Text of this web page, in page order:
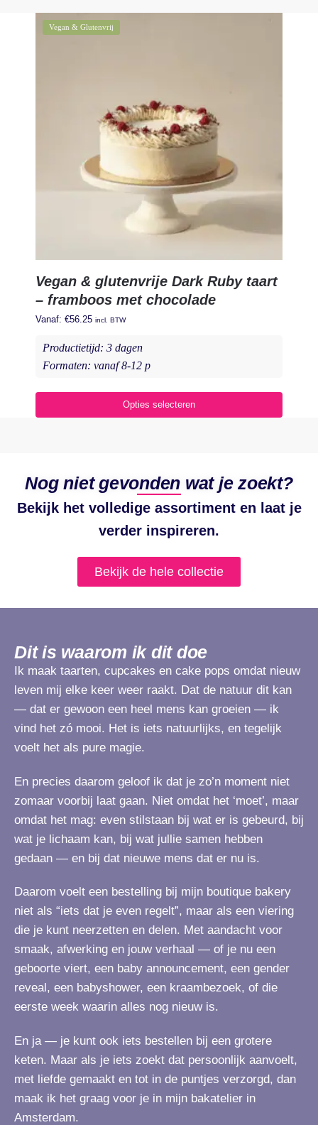
Vegan & Glutenvrij
Vegan & glutenvrije Dark Ruby taart
– framboos met chocolade
Vanaf: €56.25 incl. BTW
Productietijd: 3 dagen
Formaten: vanaf 8-12 p
Opties selecteren
Nog niet gevonden wat je zoekt?
Bekijk het volledige assortiment en laat je
verder inspireren.
Bekijk de hele collectie
Dit is waarom ik dit doe
Ik maak taarten, cupcakes en cake pops omdat nieuw
leven mij elke keer weer raakt. Dat de natuur dit kan
— dat er gewoon een heel mens kan groeien — ik
vind het zó mooi. Het is iets natuurlijks, en tegelijk
voelt het als pure magie.
En precies daarom geloof ik dat je zo’n moment niet
zomaar voorbij laat gaan. Niet omdat het ‘moet’, maar
omdat het mag: even stilstaan bij wat er is gebeurd, bij
wat je lichaam kan, bij wat jullie samen hebben
gedaan — en bij dat nieuwe mens dat er nu is.
Daarom voelt een bestelling bij mijn boutique bakery
niet als “iets dat je even regelt”, maar als een viering
die je kunt neerzetten en delen. Met aandacht voor
smaak, afwerking en jouw verhaal — of je nu een
geboorte viert, een baby announcement, een gender
reveal, een babyshower, een kraambezoek, of die
eerste week waarin alles nog nieuw is.
En ja — je kunt ook iets bestellen bij een grotere
keten. Maar als je iets zoekt dat persoonlijk aanvoelt,
met liefde gemaakt en tot in de puntjes verzorgd, dan
maak ik het graag voor je in mijn bakatelier in
Amsterdam.